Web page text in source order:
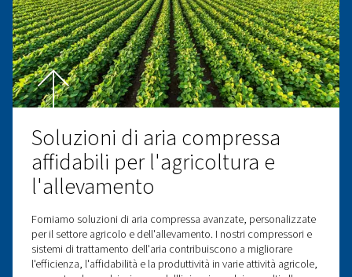
Soluzioni di aria
il settore ingegneristico
Scopri le nostre soluzioni affidabili di aria compressa
settore aeronautico. Garantisci prestazioni ed
con i nostri compressori e sistemi di trattamento
avanzati.